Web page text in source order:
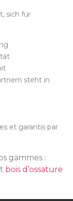
sich für
steht in
et garantis par
gammes :
bois d’ossature